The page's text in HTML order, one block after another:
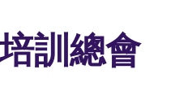
訓總會